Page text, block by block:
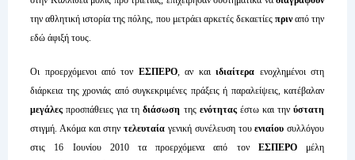
την αθλητική ιστορία της πόλης, που μετράει αρκετές δεκαετίες πριναπό την
εδώ άφιξή τους.
Οι προερχόμενοι από τον ΕΣΠΕΡΟ, αν καιιδιαίτερα ενοχλημένοι στη
διάρκεια της χρονιάς από συγκεκριμένες πράξεις ή παραλείψεις, κατέβαλαν
μεγάλες προσπάθειες για τηδιάσωση της ενότηταςέστω και την ύστατη
στιγμή. Ακόμα και στηντελευταία γενική συνέλευση τουενιαίου συλλόγου
στις 16 Ιουνίου 2010 τα προερχόμενα από τον ΕΣΠΕΡΟμέλη